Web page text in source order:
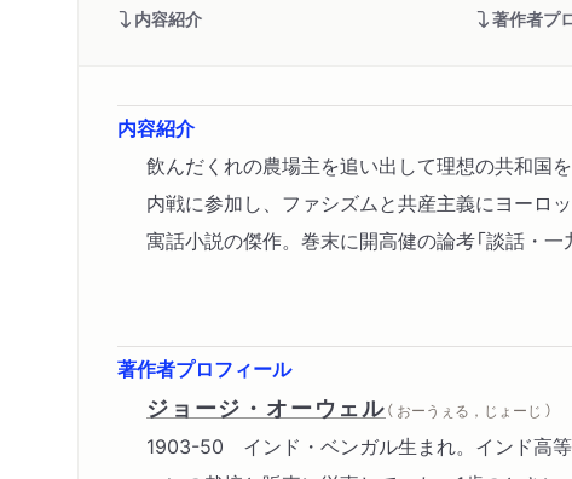
内容紹介 著作者プ
内容紹介
飲んだくれの農場主を追い出して理想の共和国
内戦に参加し、ファシズムと共産主義にヨーロ
寓話小説の傑作。巻末に開高健の論考「談話・一
著作者プロフィール
ジョージ・オーウェル（ おーうぇる，じょーじ ）
1903-50 インド・ベンガル生まれ。インド高